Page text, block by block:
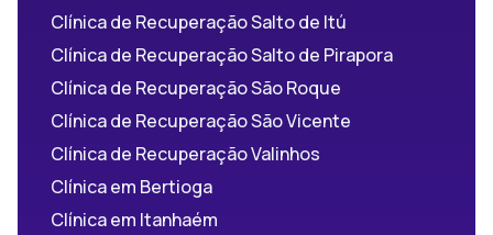
Clínica de Recuperação Salto de Itú
Clínica de Recuperação Salto de Pirapora
Clínica de Recuperação São Roque
Clínica de Recuperação São Vicente
Clínica de Recuperação Valinhos
Clínica em Bertioga
Clínica em Itanhaém